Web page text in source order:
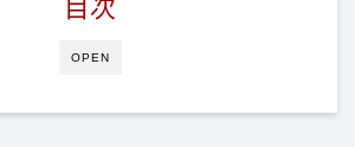
OPEN
目次